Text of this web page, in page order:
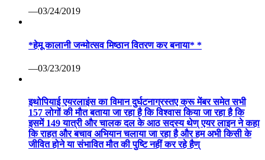
—03/24/2019
*हेमू कालानी जन्मोत्सव मिष्ठान वितरण कर बनाया* *
—03/23/2019
इथोपियाई एयरलाइंस का विमान दुर्घटनाग्रस्तए क्रू मेंबर समेत सभी
157 लोगों की मौत बताया जा रहा है कि विश्वास किया जा रहा है कि
इसमें 149 यात्री और चालक दल के आठ सदस्य थेण् एयर लाइन ने कहा
कि राहत और बचाव अभियान चलाया जा रहा है और हम अभी किसी के
जीवित होने या संभावित मौत की पुष्टि नहीं कर रहे हैण्